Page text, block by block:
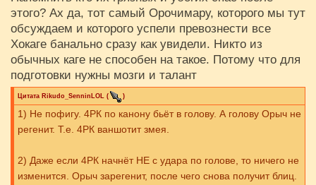
этого? Ах да, тот самый Орочимару, которого мы тут
обсуждаем и которого успели превознести все
Хокаге банально сразу как увидели. Никто из
обычных каге не способен на такое. Потому что для
подготовки нужны мозги и талант
Цитата Rikudo_SenninLOL ( )
1) Не пофигу. 4РК по канону бьёт в голову. А голову Орыч не
регенит. Т.е. 4РК ваншотит змея.
2) Даже если 4РК начнёт НЕ с удара по голове, то ничего не
изменится. Орыч зарегенит, после чего снова получит блиц.